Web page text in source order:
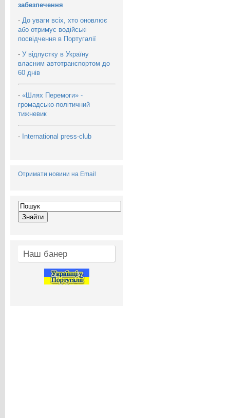
забезпечення
- До уваги всіх, хто оновлює
або отримує водійські
посвідчення в Португалії
- У відпустку в Україну
власним автотранспортом до
60 днів
- «Шлях Перемоги» -
громадсько-політичний
тижневик
- International press-club
Отримати новини на Email
Наш банер